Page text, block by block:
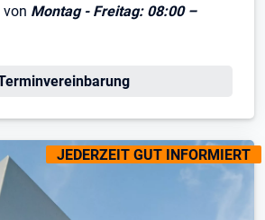
von Montag - Freitag: 08:00 –
KENNZEICHNUNGEN:
JEDERZEIT GUT INFORMIERT